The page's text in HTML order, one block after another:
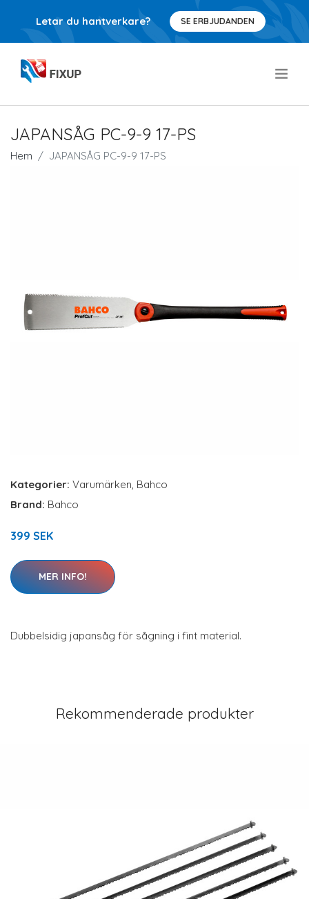
Letar du hantverkare? SE ERBJUDANDEN
JAPANSÅG PC-9-9 17-PS
Hem JAPANSÅG PC-9-9 17-PS
Kategorier: Varumärken, Bahco
Brand: Bahco
399 SEK
MER INFO!
Dubbelsidig japansåg för sågning i fint material.
Rekommenderade produkter